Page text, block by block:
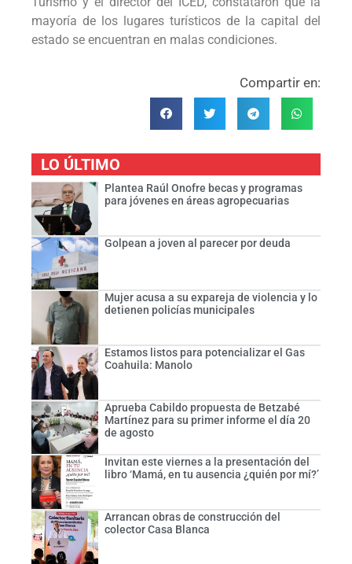
mayoría de los lugares turísticos de la capital del
estado se encuentran en malas condiciones.
Compartir en:
LO ÚLTIMO
Plantea Raúl Onofre becas y programas
para jóvenes en áreas agropecuarias
Golpean a joven al parecer por deuda
Mujer acusa a su expareja de violencia y lo
detienen policías municipales
Estamos listos para potencializar el Gas
Coahuila: Manolo
Aprueba Cabildo propuesta de Betzabé
Martínez para su primer informe el día 20
de agosto
Invitan este viernes a la presentación del
libro ‘Mamá, en tu ausencia ¿quién por mí?’
Arrancan obras de construcción del
colector Casa Blanca